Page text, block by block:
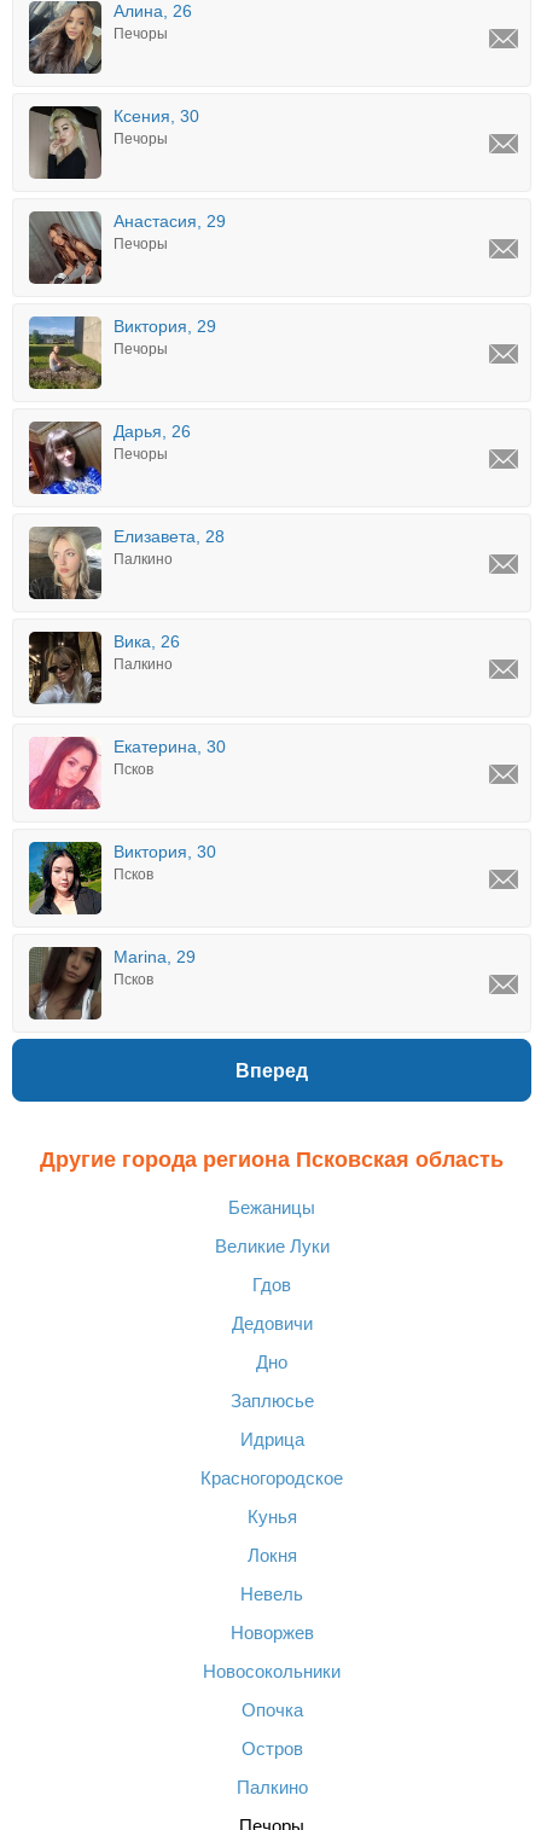
Алина, 26
Печоры
Ксения, 30
Печоры
Анастасия, 29
Печоры
Виктория, 29
Печоры
Дарья, 26
Печоры
Елизавета, 28
Палкино
Вика, 26
Палкино
Екатерина, 30
Псков
Виктория, 30
Псков
Marina, 29
Псков
Вперед
Другие города региона Псковская область
Бежаницы
Великие Луки
Гдов
Дедовичи
Дно
Заплюсье
Идрица
Красногородское
Кунья
Локня
Невель
Новоржев
Новосокольники
Опочка
Остров
Палкино
Печоры